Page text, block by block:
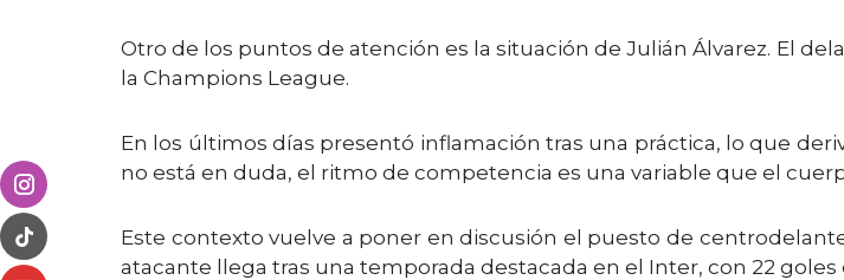
Otro de los puntos de atención es la situación de Julián Álvarez. El
la Champions League.
En los últimos días presentó inflamación tras una práctica, lo que
no está en duda, el ritmo de competencia es una variable que el
Este contexto vuelve a poner en discusión el puesto de
atacante llega tras una temporada destacada en el Inter, con 22